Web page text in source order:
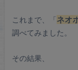
これまで、「ネオ
調べてみました。
その結果、